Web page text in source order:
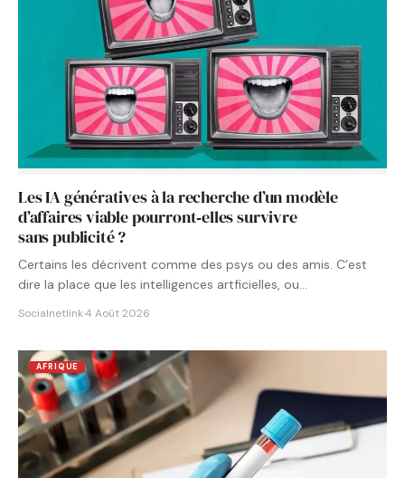
Les IA génératives à la recherche d’un modèle
d’affaires viable pourront‑elles survivre
sans publicité ?
Certains les décrivent comme des psys ou des amis. C’est
dire la place que les intelligences artficielles, ou…
Socialnetlink·4 Août 2026
AFRIQUE